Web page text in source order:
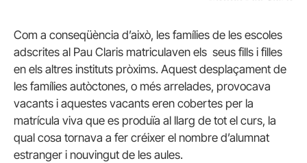
Com a conseqüència d’això, les famílies de les escoles
adscrites al Pau Claris matriculaven els seus fills i filles
en els altres instituts pròxims. Aquest desplaçament de
les famílies autòctones, o més arrelades, provocava
vacants i aquestes vacants eren cobertes per la
matrícula viva que es produïa al llarg de tot el curs, la
qual cosa tornava a fer créixer el nombre d’alumnat
estranger i nouvingut de les aules.